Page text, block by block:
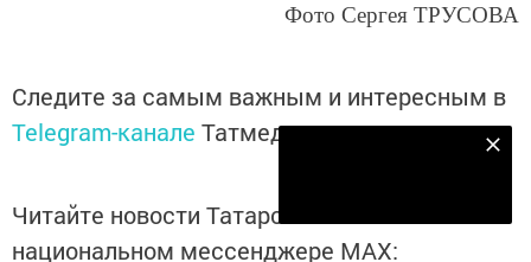
Фото Сергея ТРУСОВА
Следите за самым важным и интересным в
Telegram-канале Татмедиа
Читайте новости Татарстана в
национальном мессенджере MАХ: